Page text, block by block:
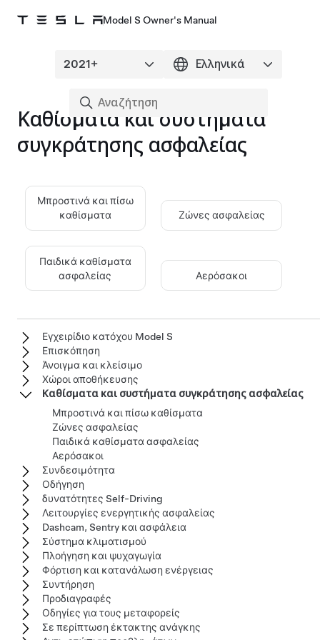
Model S Owner's Manual
Καθίσματα και συστήματα
συγκράτησης ασφαλείας
Μπροστινά και πίσω
καθίσματα
Ζώνες ασφαλείας
Παιδικά καθίσματα
ασφαλείας
Αερόσακοι
Εγχειρίδιο κατόχου Model S
Επισκόπηση
Άνοιγμα και κλείσιμο
Χώροι αποθήκευσης
Καθίσματα και συστήματα συγκράτησης ασφαλείας
Μπροστινά και πίσω καθίσματα
Ζώνες ασφαλείας
Παιδικά καθίσματα ασφαλείας
Αερόσακοι
Συνδεσιμότητα
Οδήγηση
δυνατότητες Self-Driving
Λειτουργίες ενεργητικής ασφαλείας
Dashcam, Sentry και ασφάλεια
Σύστημα κλιματισμού
Πλοήγηση και ψυχαγωγία
Φόρτιση και κατανάλωση ενέργειας
Συντήρηση
Προδιαγραφές
Οδηγίες για τους μεταφορείς
Σε περίπτωση έκτακτης ανάγκης